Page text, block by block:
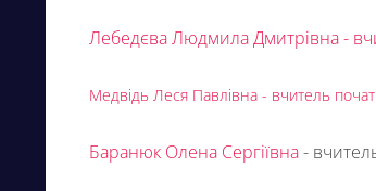
Лебедєва Людмила Дмитрівна-
Медвідь Леся Павлівна - вчитель
Баранюк Олена Сергіївна-